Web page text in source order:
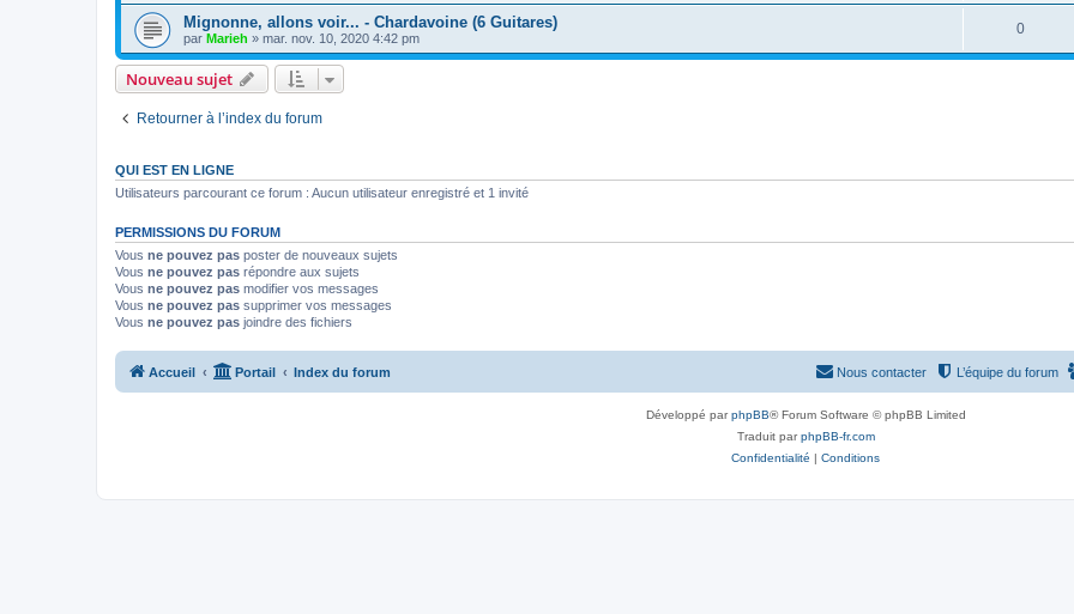
é
Mignonne, allons voir... - Chardavoine (6 Guitares)
par Marieh » mar. nov. 10, 2020 4:42 pm
0R
é
s
s
Nouveau sujet
Retourner à l’index du forum
QUI EST EN LIGNE
Utilisateurs parcourant ce forum : Aucun utilisateur enregistré et 1 invité
PERMISSIONS DU FORUM
Vous ne pouvez pas poster de nouveaux sujets
Vous ne pouvez pas répondre aux sujets
Vous ne pouvez pas modifier vos messages
Vous ne pouvez pas supprimer vos messages
Vous ne pouvez pas joindre des fichiers
Accueil Portail Index du forum L’équipe du forum
Nous contacter
Développé parphpBB® Forum Software © phpBB Limited
Traduit parphpBB-fr.com
Confidentialité | Conditions